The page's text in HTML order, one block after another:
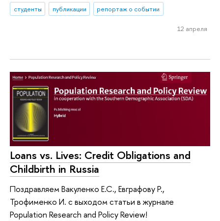
студенты публикации репортаж о событии
12 апреля
Loans vs. Lives: Credit Obligations and
Childbirth in Russia
Поздравляем Вакуленко Е.С., Евграфову Р.,
Трофименко И. с выходом статьи в журнале
Population Research and Policy Review!